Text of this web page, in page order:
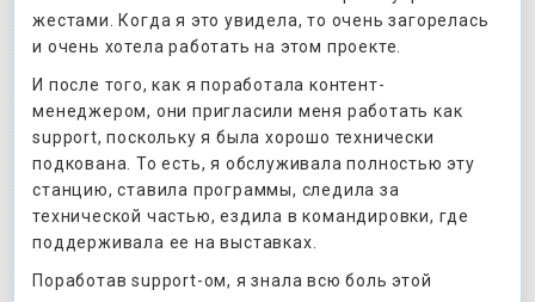
жестами. Когда я это увидела, то очень загорелась
и очень хотела работать на этом проекте.
И после того, как я поработала контент-
менеджером, они пригласили меня работать как
support, поскольку я была хорошо технически
подкована. То есть, я обслуживала полностью эту
станцию, ставила программы, следила за
технической частью, ездила в командировки, где
поддерживала ее на выставках.
Поработав support-ом, я знала всю боль этой